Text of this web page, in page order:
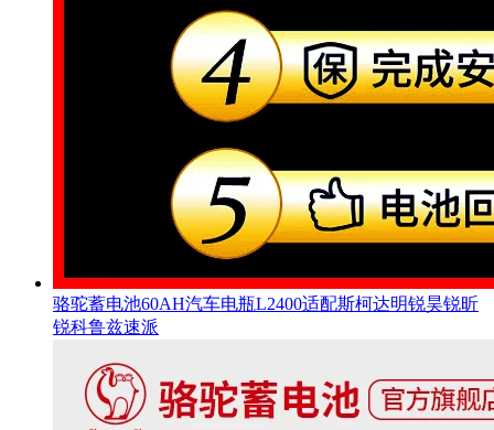
骆驼蓄电池60AH汽车电瓶L2400适配斯柯达明锐昊锐昕
锐科鲁兹速派